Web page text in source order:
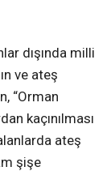
dışında milli
ve ateş
“Orman
kaçınılması
ateş
şişe